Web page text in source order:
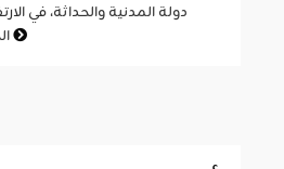
دولة المدنية والحداثة، في